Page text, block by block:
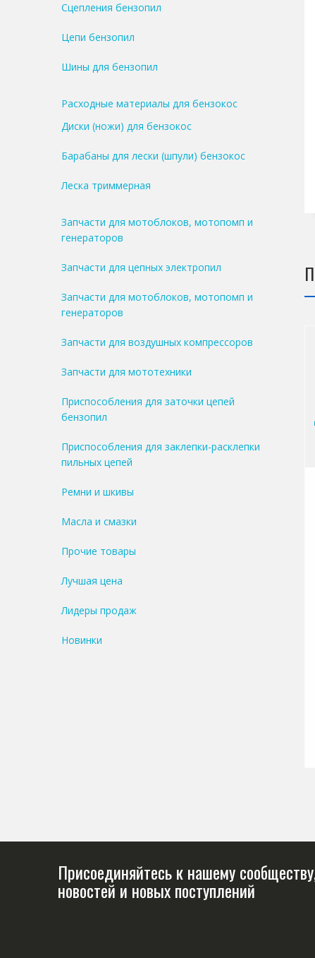
Сцепления бензопил
Цепи бензопил
Шины для бензопил
Расходные материалы для бензокос
Диски (ножи) для бензокос
Барабаны для лески (шпули) бензокос
Леска триммерная
Запчасти для мотоблоков, мотопомп и
генераторов
Запчасти для цепных электропил
Запчасти для мотоблоков, мотопомп и
генераторов
Запчасти для воздушных компрессоров
Запчасти для мототехники
Приспособления для заточки цепей
бензопил
Приспособления для заклепки-расклепки
пильных цепей
Ремни и шкивы
Масла и смазки
Прочие товары
Лучшая цена
Лидеры продаж
Новинки
Присоединяйтесь к нашему
новостей и новых поступлений